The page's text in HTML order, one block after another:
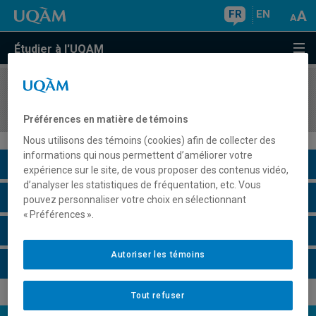
FR EN
Étudier à l'UQAM
COURS//
Description du cours
Horaire - Été 2026
Préférences en matière de témoins
Nous utilisons des témoins (cookies) afin de collecter des
informations qui nous permettent d’améliorer votre
expérience sur le site, de vous proposer des contenus vidéo,
d’analyser les statistiques de fréquentation, etc. Vous
pouvez personnaliser votre choix en sélectionnant
« Préférences ».
Tout refuser
Autoriser les témoins